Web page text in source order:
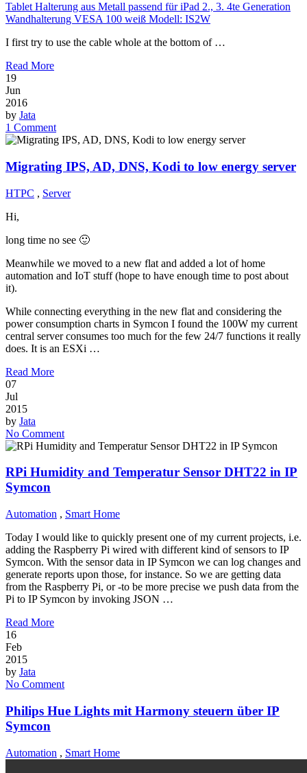
Tablet Halterung aus Metall passend für iPad 2., 3. 4te Generation
Wandhalterung VESA 100 weiß Modell: IS2W
I first try to use the cable whole at the bottom of …
Read More
19
Jun
2016
by Jata
1 Comment
Migrating IPS, AD, DNS, Kodi to low energy server
HTPC , Server
Hi,
long time no see 🙂
Meanwhile we moved to a new flat and added a lot of home
automation and IoT stuff (hope to have enough time to post about
it).
While connecting everything in the new flat and considering the
power consumption charts in Symcon I found the 100W my current
central server consumes too much for the few 24/7 functions it really
does. It is an ESXi …
Read More
07
Jul
2015
by Jata
No Comment
RPi Humidity and Temperatur Sensor DHT22 in IP
Symcon
Automation , Smart Home
Today I would like to quickly present one of my current projects, i.e.
adding the Raspberry Pi wired with different kind of sensors to IP
Symcon. With the sensor data in IP Symcon we can log changes and
generate reports upon those, for instance. So we are getting data
from the Raspberry Pi, or -to be more precise we push data from the
Pi to IP Symcon by invoking JSON …
Read More
16
Feb
2015
by Jata
No Comment
Philips Hue Lights mit Harmony steuern über IP
Symcon
Automation , Smart Home